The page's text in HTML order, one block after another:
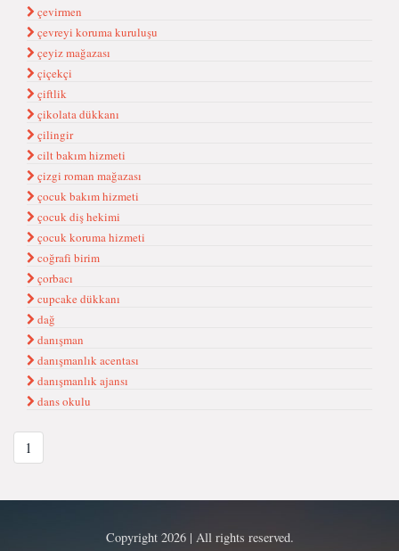
çevirmen
çevreyi koruma kuruluşu
çeyiz mağazası
çiçekçi
çiftlik
çikolata dükkanı
çilingir
cilt bakım hizmeti
çizgi roman mağazası
çocuk bakım hizmeti
çocuk diş hekimi
çocuk koruma hizmeti
coğrafi birim
çorbacı
cupcake dükkanı
dağ
danışman
danışmanlık acentası
danışmanlık ajansı
dans okulu
1
Copyright 2026 | All rights reserved.